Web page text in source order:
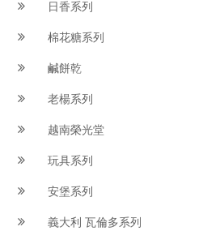
日香系列
棉花糖系列
鹹餅乾
老楊系列
越南榮光堂
玩具系列
安堡系列
義大利 瓦倫多系列